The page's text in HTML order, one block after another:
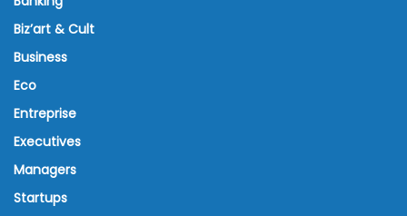
Biz’art & Cult
Business
Eco
Entreprise
Executives
Managers
Startups